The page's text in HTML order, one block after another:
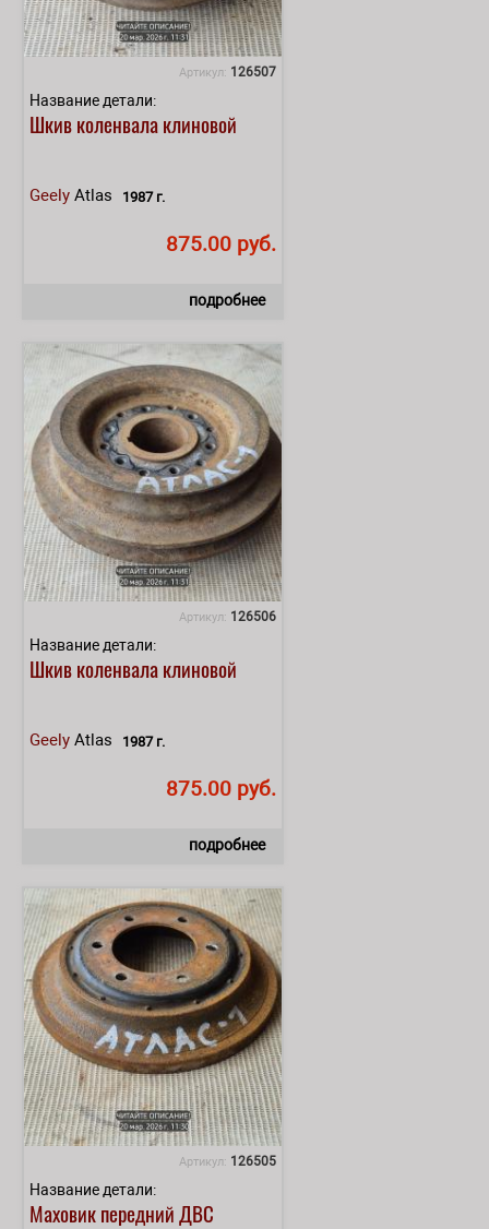
Артикул: 126507
Название детали:
Шкив коленвала клиновой
Geely Atlas 1987 г.
875.00 руб.
подробнее
Артикул: 126506
Название детали:
Шкив коленвала клиновой
Geely Atlas 1987 г.
875.00 руб.
подробнее
Артикул: 126505
Название детали:
Маховик передний ДВС